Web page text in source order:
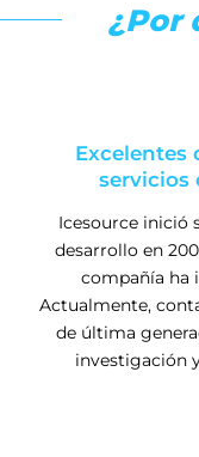
¿Por
Excelentes
servicios
Icesource inició
desarrollo en
compañía ha
Actualmente,
de última
investigación